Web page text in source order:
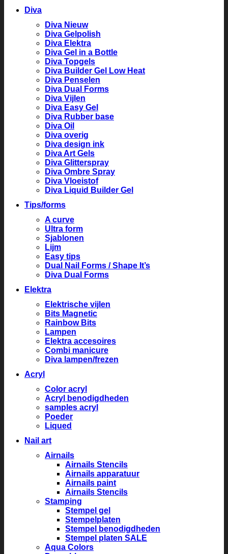
Diva
Diva Nieuw
Diva Gelpolish
Diva Elektra
Diva Gel in a Bottle
Diva Topgels
Diva Builder Gel Low Heat
Diva Penselen
Diva Dual Forms
Diva Vijlen
Diva Easy Gel
Diva Rubber base
Diva Oil
Diva overig
Diva design ink
Diva Art Gels
Diva Glitterspray
Diva Ombre Spray
Diva Vloeistof
Diva Liquid Builder Gel
Tips/forms
A curve
Ultra form
Sjablonen
Lijm
Easy tips
Dual Nail Forms / Shape It’s
Diva Dual Forms
Elektra
Elektrische vijlen
Bits Magnetic
Rainbow Bits
Lampen
Elektra accesoires
Combi manicure
Diva lampen/frezen
Acryl
Color acryl
Acryl benodigdheden
samples acryl
Poeder
Liqued
Nail art
Airnails
Airnails Stencils
Airnails apparatuur
Airnails paint
Airnails Stencils
Stamping
Stempel gel
Stempelplaten
Stempel benodigdheden
Stempel platen SALE
Aqua Colors